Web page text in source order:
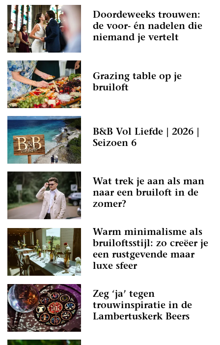
Doordeweeks trouwen:
de voor- én nadelen die
niemand je vertelt
Grazing table op je
bruiloft
B&B Vol Liefde | 2026 |
Seizoen 6
Wat trek je aan als man
naar een bruiloft in de
zomer?
Warm minimalisme als
bruiloftsstijl: zo creëer je
een rustgevende maar
luxe sfeer
Zeg ‘ja’ tegen
trouwinspiratie in de
Lambertuskerk Beers